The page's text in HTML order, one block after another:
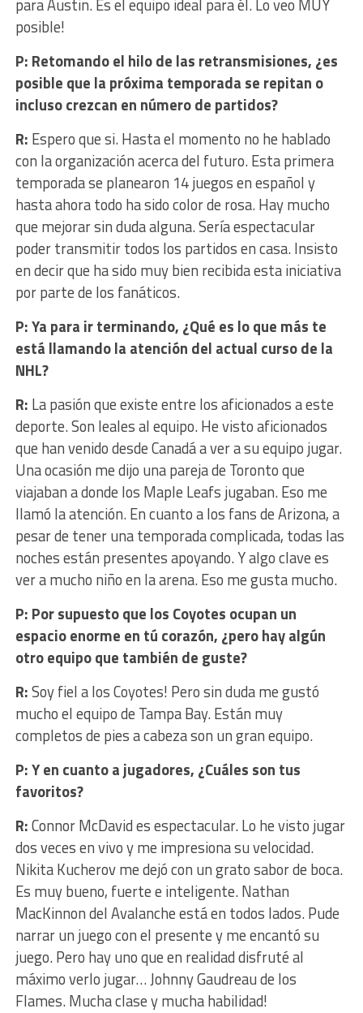
posible!
P: Retomando el hilo de las retransmisiones, ¿es
posible que la próxima temporada se repitan o
incluso crezcan en número de partidos?
R: Espero que si. Hasta el momento no he hablado
con la organización acerca del futuro. Esta primera
temporada se planearon 14 juegos en español y
hasta ahora todo ha sido color de rosa. Hay mucho
que mejorar sin duda alguna. Sería espectacular
poder transmitir todos los partidos en casa. Insisto
en decir que ha sido muy bien recibida esta iniciativa
por parte de los fanáticos.
P: Ya para ir terminando, ¿Qué es lo que más te
está llamando la atención del actual curso de la
NHL?
R: La pasión que existe entre los aficionados a este
deporte. Son leales al equipo. He visto aficionados
que han venido desde Canadá a ver a su equipo jugar.
Una ocasión me dijo una pareja de Toronto que
viajaban a donde los Maple Leafs jugaban. Eso me
llamó la atención. En cuanto a los fans de Arizona, a
pesar de tener una temporada complicada, todas las
noches están presentes apoyando. Y algo clave es
ver a mucho niño en la arena. Eso me gusta mucho.
P: Por supuesto que los Coyotes ocupan un
espacio enorme en tú corazón, ¿pero hay algún
otro equipo que también de guste?
R:Soy fiel a los Coyotes! Pero sin duda me gustó
mucho el equipo de Tampa Bay. Están muy
completos de pies a cabeza son un gran equipo.
P: Y en cuanto a jugadores, ¿Cuáles son tus
favoritos?
R:Connor McDavid es espectacular. Lo he visto jugar
dos veces en vivo y me impresiona su velocidad.
Nikita Kucherov me dejó con un grato sabor de boca.
Es muy bueno, fuerte e inteligente. Nathan
MacKinnon del Avalanche está en todos lados. Pude
narrar un juego con el presente y me encantó su
juego. Pero hay uno que en realidad disfruté al
máximo verlo jugar… Johnny Gaudreau de los
Flames. Mucha clase y mucha habilidad!